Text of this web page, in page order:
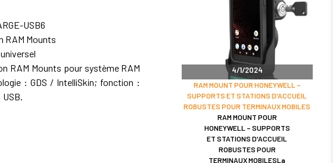
USB6
RAM Mounts
RAM Mounts pour système RAM
: GDS / IntelliSkin; fonction :
4/1/2024
RAM MOUNT POUR HONEYWELL –
SUPPORTS ET STATIONS D'ACCUEIL
ROBUSTES POUR TERMINAUX MOBILES
RAM MOUNT POUR
HONEYWELL – SUPPORTS
ET STATIONS D'ACCUEIL
ROBUSTES POUR
TERMINAUX MOBILESLa